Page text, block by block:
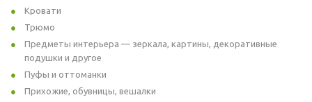
Кровати
Трюмо
Предметы интерьера — зеркала, картины, декоративные
подушки и другое
Пуфы и оттоманки
Прихожие, обувницы, вешалки